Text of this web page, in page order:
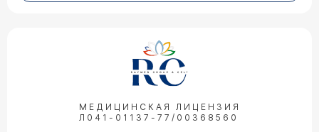
МЕДИЦИНСКАЯ ЛИЦЕНЗИЯ
Л041-01137-77/00368560